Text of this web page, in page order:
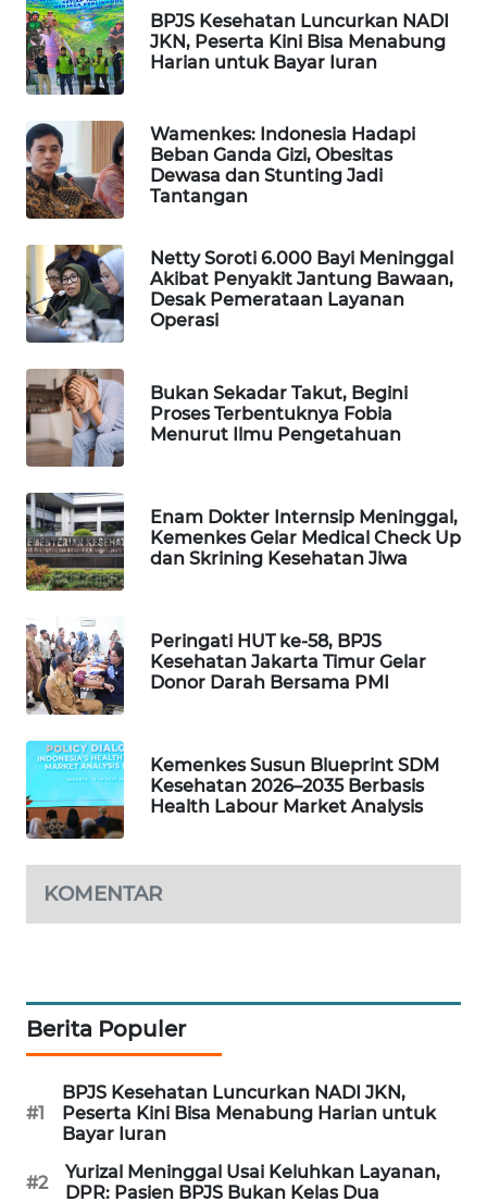
BPJS Kesehatan Luncurkan NADI
JKN, Peserta Kini Bisa Menabung
Harian untuk Bayar Iuran
Wamenkes: Indonesia Hadapi
Beban Ganda Gizi, Obesitas
Dewasa dan Stunting Jadi
Tantangan
Netty Soroti 6.000 Bayi Meninggal
Akibat Penyakit Jantung Bawaan,
Desak Pemerataan Layanan
Operasi
Bukan Sekadar Takut, Begini
Proses Terbentuknya Fobia
Menurut Ilmu Pengetahuan
Enam Dokter Internsip Meninggal,
Kemenkes Gelar Medical Check Up
dan Skrining Kesehatan Jiwa
Peringati HUT ke-58, BPJS
Kesehatan Jakarta Timur Gelar
Donor Darah Bersama PMI
Kemenkes Susun Blueprint SDM
Kesehatan 2026–2035 Berbasis
Health Labour Market Analysis
KOMENTAR
Berita Populer
#1
BPJS Kesehatan Luncurkan NADI JKN,
Peserta Kini Bisa Menabung Harian untuk
Bayar Iuran
#2
Yurizal Meninggal Usai Keluhkan Layanan,
DPR: Pasien BPJS Bukan Kelas Dua
WAHANA
TV
WAHANANEWS
WAHANANEWS
CO ID
WAHANANEWS
NET
WAHANA
WAHANA
UMKM
WAHANA
SELEB
WAHANA
PERSONA
WAHANA
OTOMOTIF
HEALTH
WAHANA
DESA
WISATA
LAPAK
Wahana
Network
LISTRIK
KELISTRIKAN